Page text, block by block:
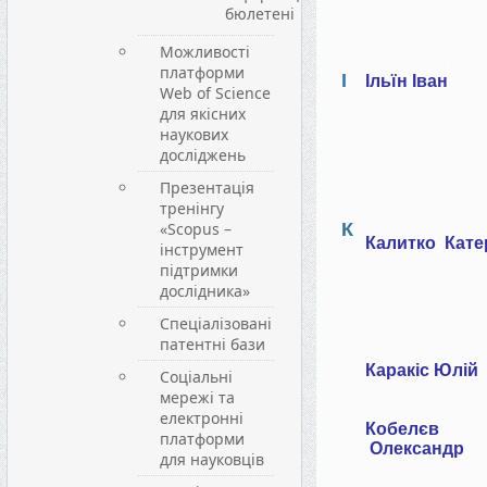
бюлетені
Можливості
платформи
Web of Science
для якісних
наукових
досліджень
Презентація
тренінгу
«Scopus –
інструмент
підтримки
дослідника»
Спеціалізовані
патентні бази
Соціальні
мережі та
електронні
платформи
для науковців
І Ільїн Іван
К
Калитко
Каракіс Юлій
Кобелєв
Олександр